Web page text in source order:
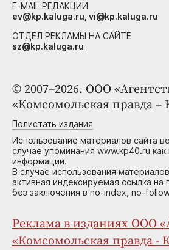
© 2007–2026. ООО
«Комсомольская правда –
Полистать издания
Использование материалов сайта
случае упоминания www.kp40.ru как
информации.
В случае использования
активная индексируемая ссылка на
без заключения в no-index, no-
Реклама в изданиях ООО
«Комсомольская правда -
E-MAIL РЕДАКЦИИ
ev@kp.kaluga.ru, vi@kp.kaluga.ru
ОТДЕЛ РЕКЛАМЫ НА САЙТЕ
sz@kp.kaluga.ru